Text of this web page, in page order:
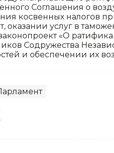
Соглашения о
косвенных налогов
оказании услуг в
«О
Содружества
и обеспечении их